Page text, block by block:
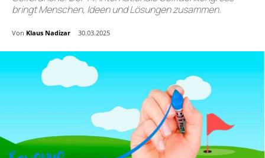
bringt Menschen, Ideen und Lösungen zusammen.
Von Klaus Nadizar 30.03.2025